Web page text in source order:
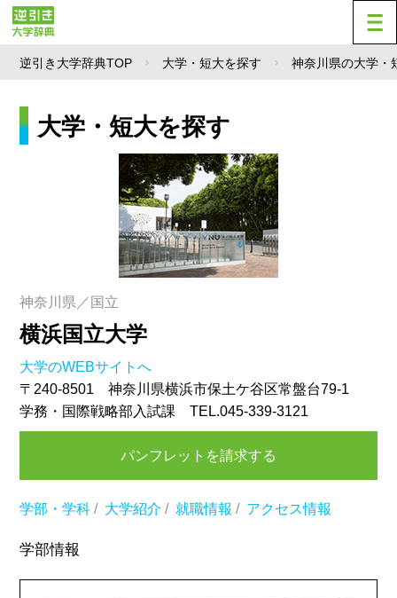
逆引き大学辞典TOP 大学・短大を探す 神奈川県の大学・
大学・短大を探す
神奈川県／国立
横浜国立大学
大学のWEBサイトへ
〒240-8501 神奈川県横浜市保土ケ谷区常盤台79-1
学務・国際戦略部入試課 TEL.045-339-3121
パンフレットを請求する
学部・学科 / 大学紹介 / 就職情報 / アクセス情報
学部情報